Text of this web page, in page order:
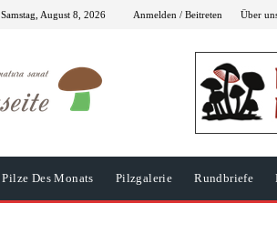
Samstag, August 8, 2026 Anmelden / Beitreten Über
Pilze Des Monats Pilzgalerie Rundbriefe